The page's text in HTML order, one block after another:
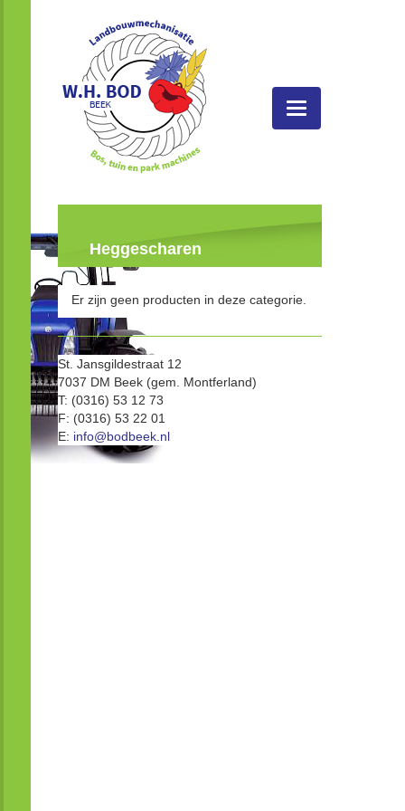
Toggle
navigatie
Heggescharen
Er zijn geen producten in deze categorie.
St. Jansgildestraat 12
7037 DM Beek (gem. Montferland)
T: (0316) 53 12 73
F: (0316) 53 22 01
E: info@bodbeek.nl